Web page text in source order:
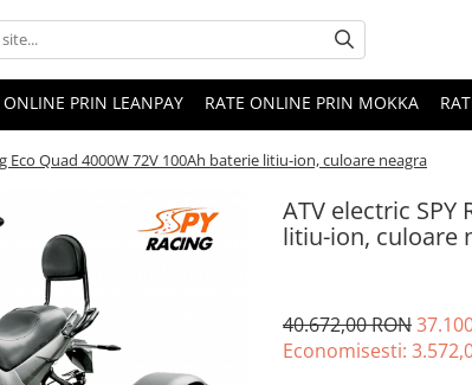
ONLINE PRIN LEANPAY RATE ONLINE PRIN MOKKA
Eco Quad 4000W 72V 100Ah baterie litiu-ion, culoare neagra
ATV electric SPY
litiu-ion, culoare
40.672,00 RON
Economisesti: